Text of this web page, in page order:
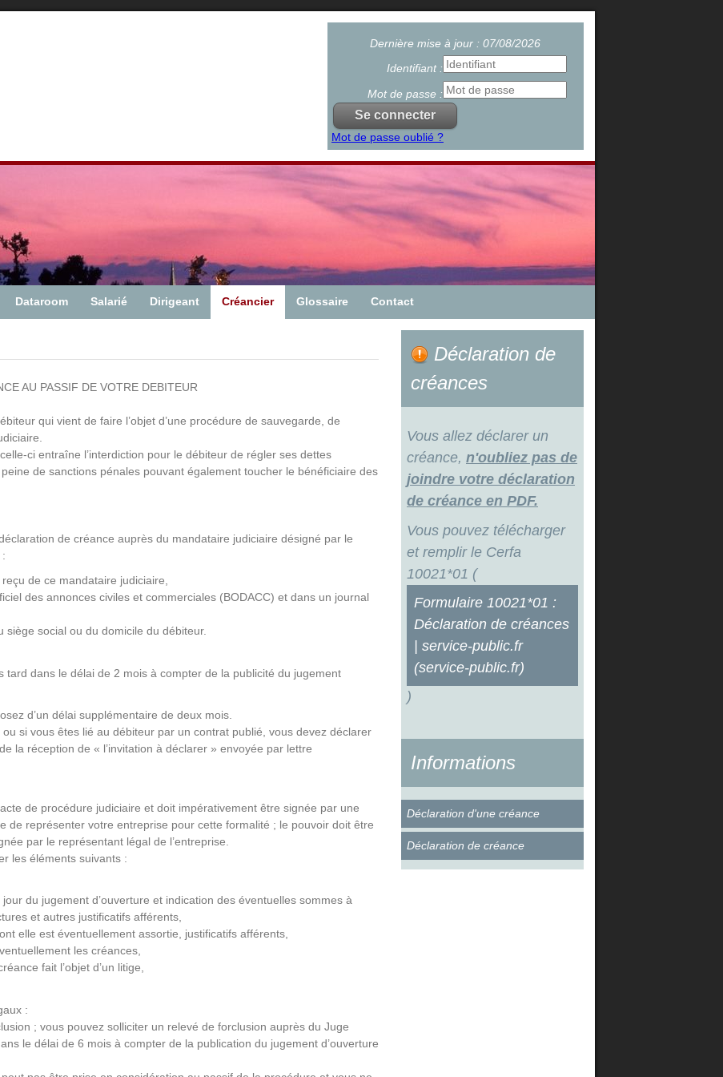
Dernière mise à jour : 07/08/2026
Identifiant :
Mot de passe :
Mot de passe oublié ?
Dataroom Salarié Dirigeant Créancier Glossaire Contact
Déclaration de
créances
Vous allez déclarer un
créance, n'oubliez pas de
joindre votre déclaration
de créance en PDF.
Vous pouvez télécharger
et remplir le Cerfa
10021*01 (
Formulaire 10021*01 :
Déclaration de créances
| service-public.fr
(service-public.fr)
)
Informations
Déclaration d'une créance
Déclaration de créance
AU PASSIF DE VOTRE DEBITEUR
qui vient de faire l’objet d’une procédure de sauvegarde, de
ci entraîne l’interdiction pour le débiteur de régler ses dettes
de sanctions pénales pouvant également toucher le bénéficiaire des
de créance auprès du mandataire judiciaire désigné par le
de ce mandataire judiciaire,
des annonces civiles et commerciales (BODACC) et dans un journal
social ou du domicile du débiteur.
tard dans le délai de 2 mois à compter de la publicité du jugement
d’un délai supplémentaire de deux mois.
ou si vous êtes lié au débiteur par un contrat publié, vous devez déclarer
la réception de « l’invitation à déclarer » envoyée par lettre
de procédure judiciaire et doit impérativement être signée par une
de représenter votre entreprise pour cette formalité ; le pouvoir doit être
par le représentant légal de l’entreprise.
les éléments suivants :
du jugement d’ouverture et indication des éventuelles sommes à
et autres justificatifs afférents,
elle est éventuellement assortie, justificatifs afférents,
les créances,
fait l’objet d’un litige,
:
; vous pouvez solliciter un relevé de forclusion auprès du Juge
le délai de 6 mois à compter de la publication du jugement d’ouverture